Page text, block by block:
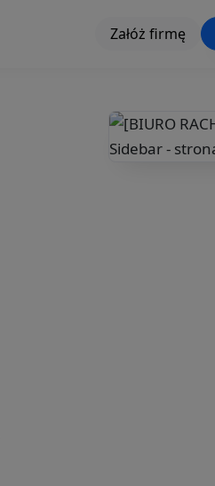
Załóż firmę